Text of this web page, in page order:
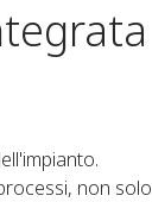
non solo